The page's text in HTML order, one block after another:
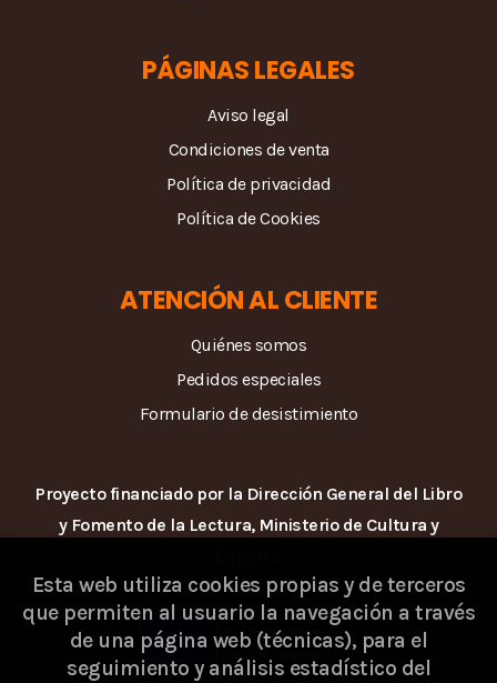
PÁGINAS LEGALES
Aviso legal
Condiciones de venta
Política de privacidad
Política de Cookies
ATENCIÓN AL CLIENTE
Quiénes somos
Pedidos especiales
Formulario de desistimiento
Proyecto financiado por la Dirección General del Libro
y Fomento de la Lectura, Ministerio de Cultura y
Esta web utiliza cookies propias y de terceros
que permiten al usuario la navegación a través
de una página web (técnicas), para el
seguimiento y análisis estadístico del